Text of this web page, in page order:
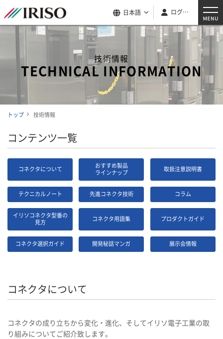
日本語 ログイン
技術情報
TECHNICAL INFORMATION
トップ 技術情報
コンテンツ一覧
コネクタについて
おすすめ製品
ラインナップ
取扱注意説明書
テクニカルノート 先進コネクタ技術 コラム
イリソコネクタ型番の
見方
コネクタ用語集 プロダクトガイド
コネクタ選択ガイド 開発秘話マンガ 展示会情報
コネクタについて
コネクタの成り立ちから変化・進化、そしてイリソ電子工業の取
り組みについてご紹介致します。